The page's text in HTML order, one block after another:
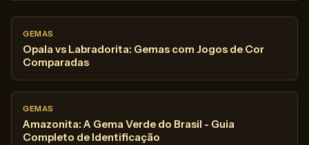
GEMAS
Opala vs Labradorita: Gemas com Jogos de Cor
Comparadas
GEMAS
Amazonita: A Gema Verde do Brasil - Guia
Completo de Identificação